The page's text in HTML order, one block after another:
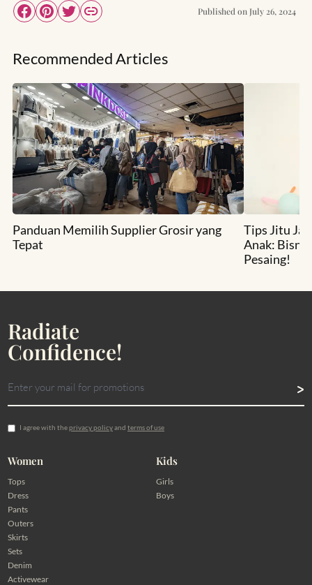
Published onJuly 26, 2024
Recommended Articles
Panduan Memilih Supplier Grosir yang
Tepat
Tips Jitu
Anak:
Pesaing!
Radiate
Confidence!
I agree with theprivacy policyand terms of use
Women
Tops
Dress
Pants
Outers
Skirts
Sets
Denim
Activewear
Kids
Girls
Boys